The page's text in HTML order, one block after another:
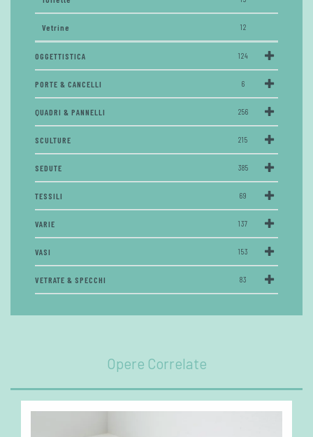
Vetrine 12
OGGETTISTICA 124
PORTE & CANCELLI 6
QUADRI & PANNELLI 256
SCULTURE 215
SEDUTE 385
TESSILI 69
VARIE 137
VASI 153
VETRATE & SPECCHI 83
Opere Correlate